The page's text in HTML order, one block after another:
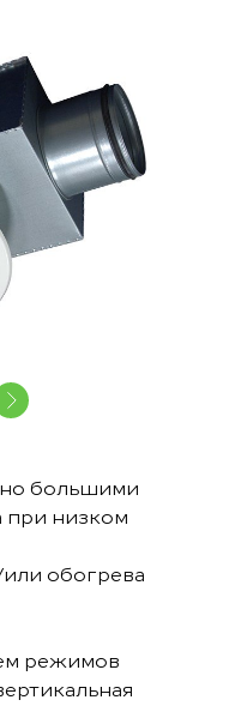
большими
при низком
обогрева
режимов